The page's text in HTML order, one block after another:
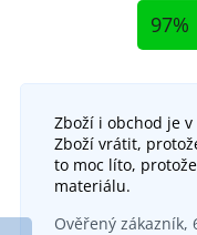
97%
Zboží i obchod je
Zboží vrátit,
to moc líto,
materiálu.
Ověřený zákazník,